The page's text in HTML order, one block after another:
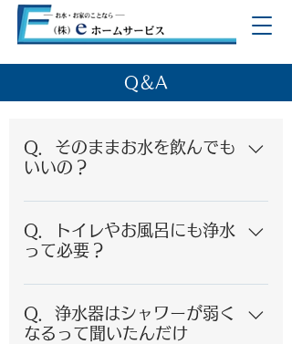
Q＆A
Q．そのままお水を飲んでも
いいの？
A．もちろんそのまま飲んでいただけ
ます。カルキなどの臭いが無くなり
気持ちよく飲んでいただけます。
Q．トイレやお風呂にも浄水
って必要？
A．ヌルヌル・ガサガサなどの水アカ
が抑制されるので、お掃除が楽にな
り、いつも清潔です。
Q．浄水器はシャワーが弱く
なるって聞いたんだけ